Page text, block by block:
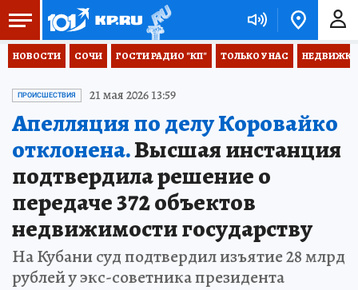
НОВОСТИ СОЧИ ГОСТИ РАДИО "КП" ТОЛЬКО У НАС НЕДВИЖКА
ПРОИСШЕСТВИЯ 21 мая 2026 13:59
Апелляция по делу Коровайко
отклонена.Высшая инстанция
подтвердила решение о
передаче 372 объектов
недвижимости государству
На Кубани суд подтвердил изъятие 28 млрд
рублей у экс-советника президента